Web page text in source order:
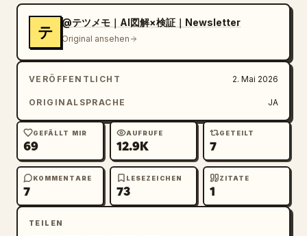
テ
@テツメモ｜AI図解×検証｜Newsletter
Original ansehen
VERÖFFENTLICHT 2. Mai 2026
ORIGINALSPRACHE JA
GEFÄLLT MIR
69
AUFRUFE
12.9K
GETEILT
7
KOMMENTARE
7
LESEZEICHEN
73
ZITATE
1
TEILEN